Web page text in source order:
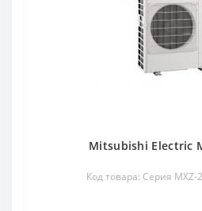
Mitsubishi Electric
Код товара: Серия MXZ-